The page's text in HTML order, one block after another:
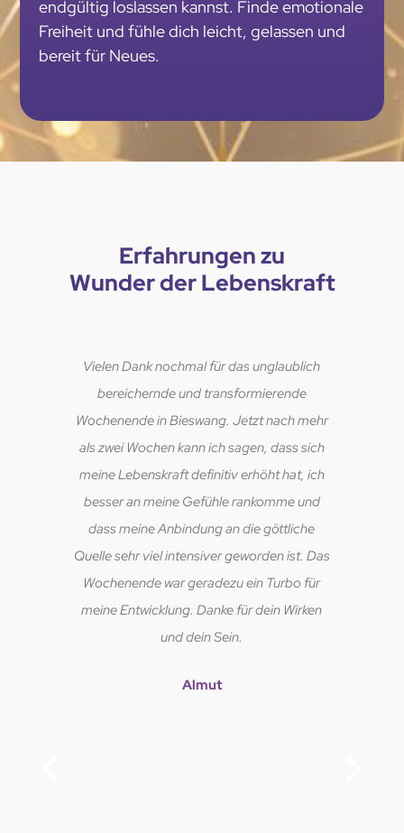
endgültig loslassen kannst. Finde emotionale
Freiheit und fühle dich leicht, gelassen und
bereit für Neues.
Erfahrungen zu
Wunder der Lebenskraft
Vielen Dank nochmal für das unglaublich
bereichernde und transformierende
Wochenende in Bieswang. Jetzt nach mehr
als zwei Wochen kann ich sagen, dass sich
meine Lebenskraft definitiv erhöht hat, ich
besser an meine Gefühle rankomme und
dass meine Anbindung an die göttliche
Quelle sehr viel intensiver geworden ist. Das
Wochenende war geradezu ein Turbo für
meine Entwicklung. Danke für dein Wirken
und dein Sein.
Almut